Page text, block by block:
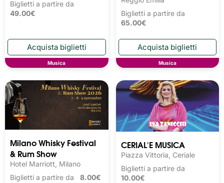
Biglietti a partire da
49.00€
Musica
Biglietti a partire da
65.00€
Musica
Milano Whisky Festival
& Rum Show
Hotel Marriott, Milano
Biglietti a partire da 8.00€
CERIAL'E MUSICA
Piazza Vittoria, Ceriale
Biglietti a partire da
10.00€